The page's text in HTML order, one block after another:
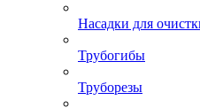
Насадки для
Трубогибы
Труборезы